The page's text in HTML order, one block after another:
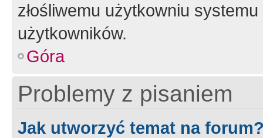
złośliwemu użytkowniu
użytkowników.
Góra
Problemy z pisaniem
Jak utworzyć temat na